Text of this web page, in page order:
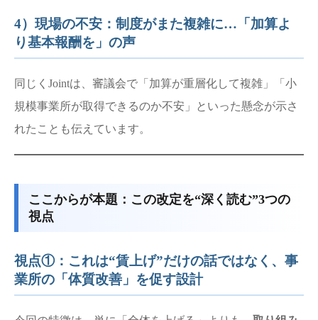
4）現場の不安：制度がまた複雑に…「加算よ
り基本報酬を」の声
同じくJointは、審議会で「加算が重層化して複雑」「小
規模事業所が取得できるのか不安」といった懸念が示さ
れたことも伝えています。
ここからが本題：この改定を“深く読む”3つの
視点
視点①：これは“賃上げ”だけの話ではなく、事
業所の「体質改善」を促す設計